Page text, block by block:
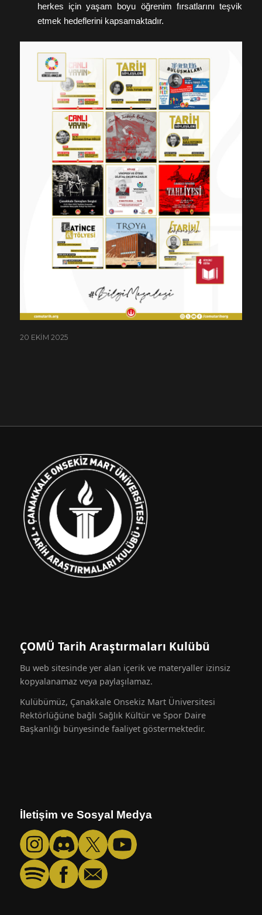
herkes için yaşam boyu öğrenim fırsatlarını teşvik
etmek hedeflerini kapsamaktadır.
20 EKIM 2025
ÇOMÜ Tarih Araştırmaları Kulübü
Bu web sitesinde yer alan içerik ve materyaller izinsiz
kopyalanamaz veya paylaşılamaz.
Kulübümüz, Çanakkale Onsekiz Mart Üniversitesi
Rektörlüğüne bağlı Sağlık Kültür ve Spor Daire
Başkanlığı bünyesinde faaliyet göstermektedir.
İletişim ve Sosyal Medya